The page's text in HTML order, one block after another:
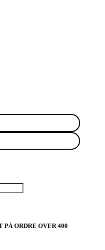
PÅ ORDRE OVER 400